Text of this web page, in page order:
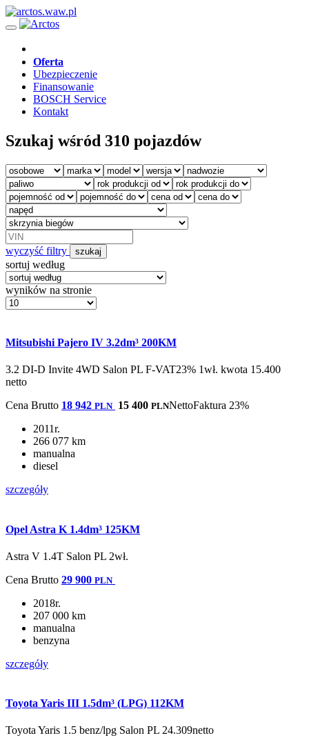
Oferta
Ubezpieczenie
Finansowanie
BOSCH Service
Kontakt
Szukaj wśród 310 pojazdów
wyczyść filtry szukaj
sortuj według
wyników na stronie
Mitsubishi Pajero IV 3.2dm³ 200KM
3.2 DI-D Invite 4WD Salon PL F-VAT23% 1wł. kwota 15.400
netto
Cena Brutto 18 942 PLN 15 400 PLNNettoFaktura 23%
2011r.
266 077 km
manualna
diesel
szczegóły
Opel Astra K 1.4dm³ 125KM
Astra V 1.4T Salon PL 2wł.
Cena Brutto 29 900 PLN
2018r.
207 000 km
manualna
benzyna
szczegóły
Toyota Yaris III 1.5dm³ (LPG) 112KM
Toyota Yaris 1.5 benz/lpg Salon PL 24.309netto